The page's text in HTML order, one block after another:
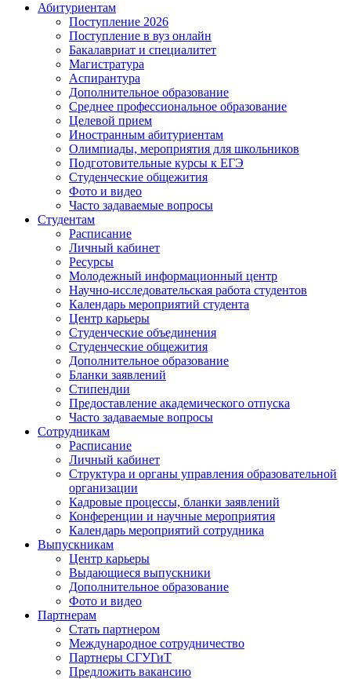
Абитуриентам
Поступление 2026
Поступление в вуз онлайн
Бакалавриат и специалитет
Магистратура
Аспирантура
Дополнительное образование
Среднее профессиональное образование
Целевой прием
Иностранным абитуриентам
Олимпиады, мероприятия для школьников
Подготовительные курсы к ЕГЭ
Студенческие общежития
Фото и видео
Часто задаваемые вопросы
Студентам
Расписание
Личный кабинет
Ресурсы
Молодежный информационный центр
Научно-исследовательская работа студентов
Календарь мероприятий студента
Центр карьеры
Студенческие объединения
Студенческие общежития
Дополнительное образование
Бланки заявлений
Стипендии
Предоставление академического отпуска
Часто задаваемые вопросы
Сотрудникам
Расписание
Личный кабинет
Структура и органы управления образовательной
организации
Кадровые процессы, бланки заявлений
Конференции и научные мероприятия
Календарь мероприятий сотрудника
Выпускникам
Центр карьеры
Выдающиеся выпускники
Дополнительное образование
Фото и видео
Партнерам
Стать партнером
Международное сотрудничество
Партнеры СГУГиТ
Предложить вакансию